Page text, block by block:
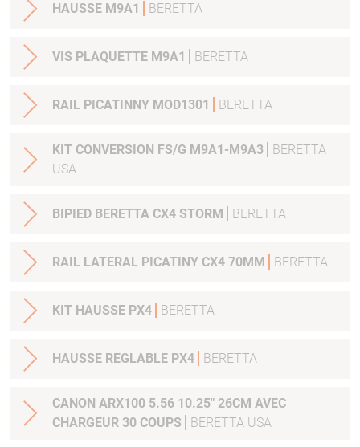
HAUSSE M9A1 BERETTA
VIS PLAQUETTE M9A1 BERETTA
RAIL PICATINNY MOD1301 BERETTA
KIT CONVERSION FS/G M9A1-M9A3
BERETTA
USA
BIPIED BERETTA CX4 STORM BERETTA
RAIL LATERAL PICATINY CX4 70MM BERETTA
KIT HAUSSE PX4 BERETTA
HAUSSE REGLABLE PX4 BERETTA
CANON ARX100 5.56 10.25" 26CM AVEC
CHARGEUR 30 COUPS
BERETTA USA